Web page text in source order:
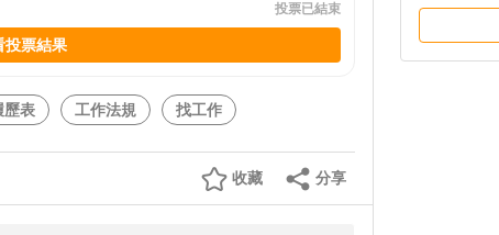
投票已結束
投票結果
歷表 工作法規 找工作
分享
收藏